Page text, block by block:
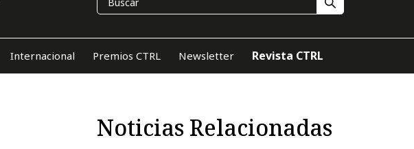
Internacional Premios CTRL Newsletter Revista CTRL
Noticias Relacionadas